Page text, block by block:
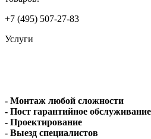
+7 (495) 507-27-83
Услуги
- Монтаж любой сложности
- Пост гарантийное обслуживание
- Проектирование
- Выезд специалистов